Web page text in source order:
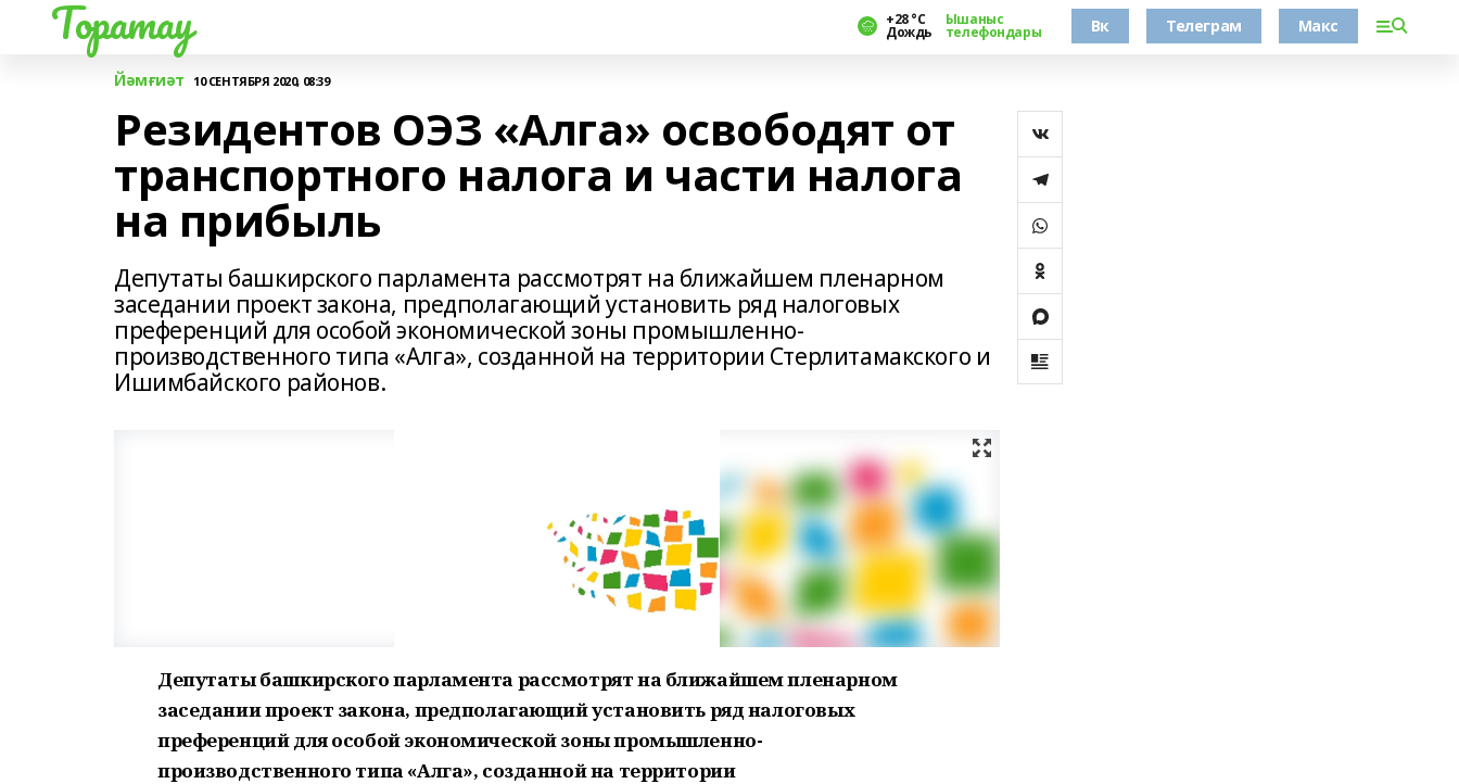
Торатау +28 °С
Дождь
Ышаныс
телефондары Вк Телеграм Макс
Йәмғиәт 10 СЕНТЯБРЯ 2020, 08:39
Резидентов ОЭЗ «Алга» освободят от
транспортного налога и части налога
на прибыль
Депутаты башкирского парламента рассмотрят на ближайшем пленарном
заседании проект закона, предполагающий установить ряд налоговых
преференций для особой экономической зоны промышленно-
производственного типа «Алга», созданной на территории Стерлитамакского и
Ишимбайского районов.
Депутаты башкирского парламента рассмотрят на ближайшем пленарном
заседании проект закона, предполагающий установить ряд налоговых
преференций для особой экономической зоны промышленно-
производственного типа «Алга», созданной на территории